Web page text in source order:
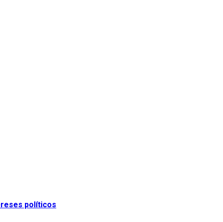
políticos